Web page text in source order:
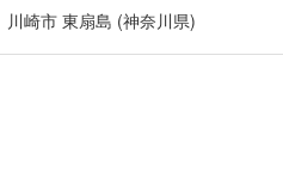
川崎市 東扇島 (神奈川県)